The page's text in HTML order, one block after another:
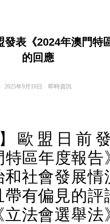
發表《2024年澳門特
的回應
2025年9月10日 即時資訊
歐盟日前
特區年度報告
和社會發展情
有偏見的評
法會選舉法